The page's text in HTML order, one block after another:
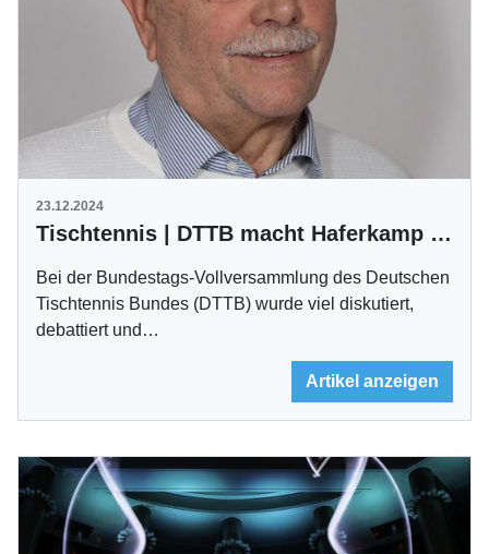
23.12.2024
Tischtennis | DTTB macht Haferkamp zum Ehrenmitglied
Bei der Bundestags-Vollversammlung des Deutschen
Tischtennis Bundes (DTTB) wurde viel diskutiert,
debattiert und…
Artikel anzeigen